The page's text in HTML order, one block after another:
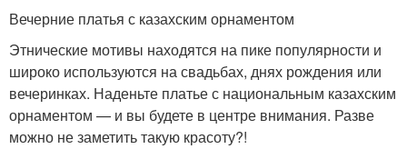
Вечерние платья с казахским орнаментом
Этнические мотивы находятся на пике популярности и
широко используются на свадьбах, днях рождения или
вечеринках. Наденьте платье с национальным казахским
орнаментом — и вы будете в центре внимания. Разве
можно не заметить такую красоту?!